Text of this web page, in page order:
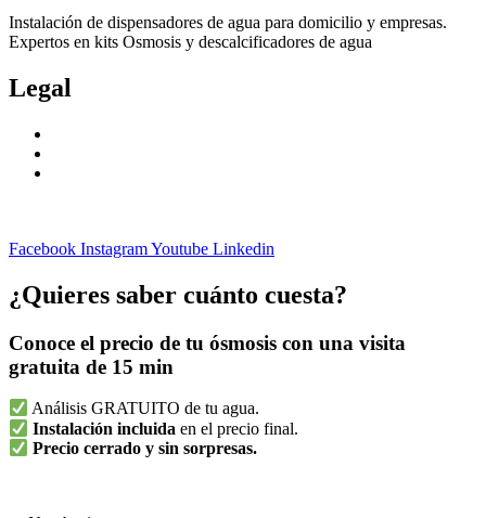
Instalación de dispensadores de agua para domicilio y empresas.
Expertos en kits Osmosis y descalcificadores de agua
Legal
Facebook InstagramYoutube Linkedin
¿Quieres saber cuánto cuesta?
Conoce el precio de tu ósmosis con una visita
gratuita de 15 min
Análisis GRATUITO de tu agua.
Instalación incluida en el precio final.
Precio cerrado y sin sorpresas.